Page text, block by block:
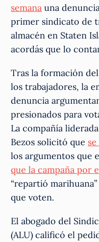
semana una
primer sindicato de
almacén en Staten
acordás que lo
Tras la formación
los trabajadores, la
denuncia
presionados para
La compañía
Bezos solicitó que
los argumentos que
que la campaña por
“repartió
que voten.
El abogado del
(ALU) calificó el